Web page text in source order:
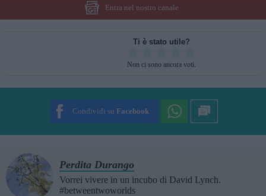
Entra nel nostro canale
Ti è stato utile?
Non ci sono ancora voti.
Condividi su Facebook
Perdita Durango
Vorrei vivere in un incubo di David Lynch.
#betweentwoworlds